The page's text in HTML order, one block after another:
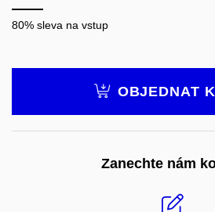
80% sleva na vstup
OBJEDNAT
Zanechte nám